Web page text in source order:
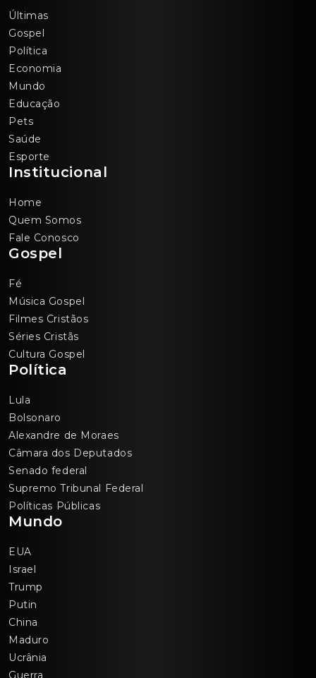
Últimas
Gospel
Política
Economia
Mundo
Educação
Pets
Saúde
Esporte
Institucional
Home
Quem Somos
Fale Conosco
Gospel
Fé
Música Gospel
Filmes Cristãos
Séries Cristãs
Cultura Gospel
Política
Lula
Bolsonaro
Alexandre de Moraes
Câmara dos Deputados
Senado federal
Supremo Tribunal Federal
Políticas Públicas
Mundo
EUA
Israel
Trump
Putin
China
Maduro
Ucrânia
Guerra